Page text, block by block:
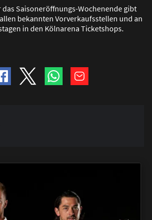
Saisoneröffnungs-Wochenende gibt
bekannten Vorverkaufsstellen und an
in den Kölnarena Ticketshops.